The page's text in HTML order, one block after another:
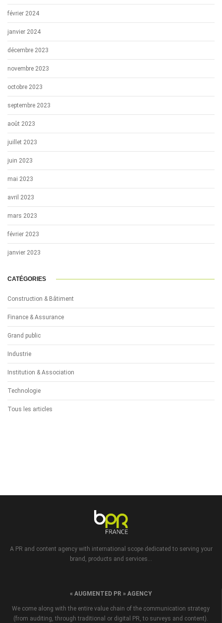
février 2024
janvier 2024
décembre 2023
novembre 2023
octobre 2023
septembre 2023
août 2023
juillet 2023
juin 2023
mai 2023
avril 2023
mars 2023
février 2023
janvier 2023
CATÉGORIES
Construction & Bâtiment
Finance & Assurance
Grand public
Industrie
Institution & Association
Technologie
Tous les articles
A PR and content agency with international scope dedicated to serving your
brand, products and services...
« AUGMENTED PR » AGENCY
We come along with the entire value chain of the communication strategy
(from auditing, through traditional or digital PR, to surveys and content).